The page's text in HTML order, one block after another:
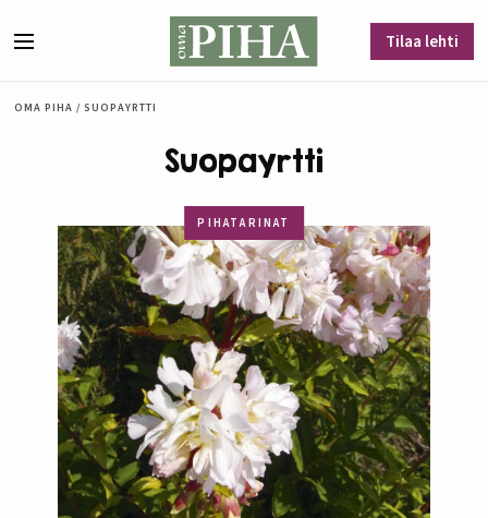
Tilaa lehti
OMA PIHA / SUOPAYRTTI
Suopayrtti
PIHATARINAT